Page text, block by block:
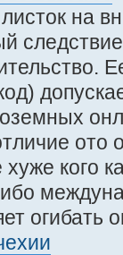
на
кого
огибать